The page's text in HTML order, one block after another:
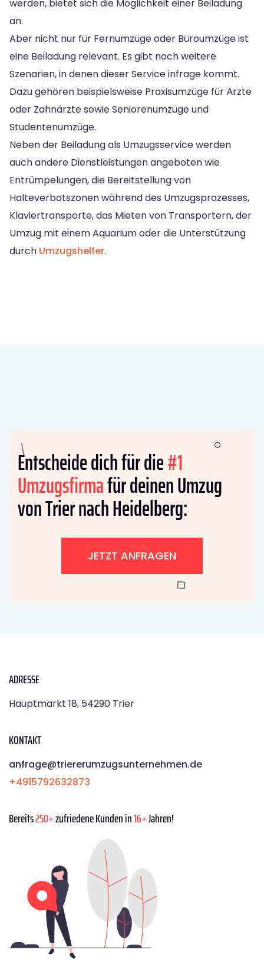
werden, bietet sich die Möglichkeit einer Beiladung
an.
Aber nicht nur für Fernumzüge oder Büroumzüge ist
eine Beiladung relevant. Es gibt noch weitere
Szenarien, in denen dieser Service infrage kommt.
Dazu gehören beispielsweise Praxisumzüge für Ärzte
oder Zahnärzte sowie Seniorenumzüge und
Studentenumzüge.
Neben der Beiladung als Umzugsservice werden
auch andere Dienstleistungen angeboten wie
Entrümpelungen, die Bereitstellung von
Halteverbotszonen während des Umzugsprozesses,
Klaviertransporte, das Mieten von Transportern, der
Umzug mit einem Aquarium oder die Unterstützung
durch Umzugshelfer.
Entscheide dich für die#1
Umzugsfirmafür deinen Umzug
von Trier nach Heidelberg:
JETZT ANFRAGEN
ADRESSE
Hauptmarkt 18, 54290 Trier
KONTAKT
anfrage@triererumzugsunternehmen.de
+4915792632873
Bereits250+zufriedene Kunden in16+Jahren!